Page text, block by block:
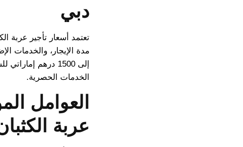
دبي
تعتمد أسعار تأجير عربة
إلى 1500 درهم
الخدمات الحصرية.
العوامل
عربة